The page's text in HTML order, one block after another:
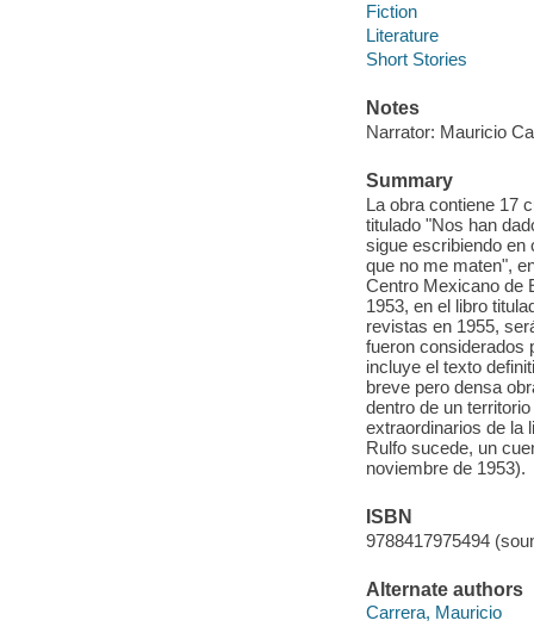
Fiction
Literature
Short Stories
Notes
Narrator: Mauricio
Summary
La obra contiene 17
titulado "Nos han
sigue escribiendo en
que no me maten",
Centro Mexicano de
1953, en el libro
revistas en 1955,
fueron considerados
incluye el texto
breve pero densa
dentro de un
extraordinarios de la
Rulfo sucede, un
noviembre de 1953).
ISBN
9788417975494
Alternate authors
Carrera, Mauricio